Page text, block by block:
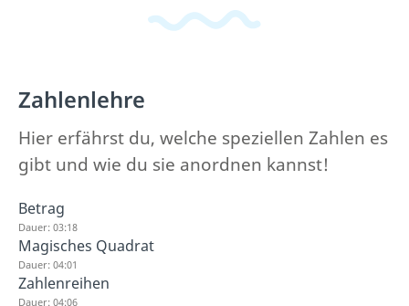
Zahlenlehre
Hier erfährst du, welche speziellen Zahlen es
gibt und wie du sie anordnen kannst!
Betrag
Dauer: 03:18
Magisches Quadrat
Dauer: 04:01
Zahlenreihen
Dauer: 04:06